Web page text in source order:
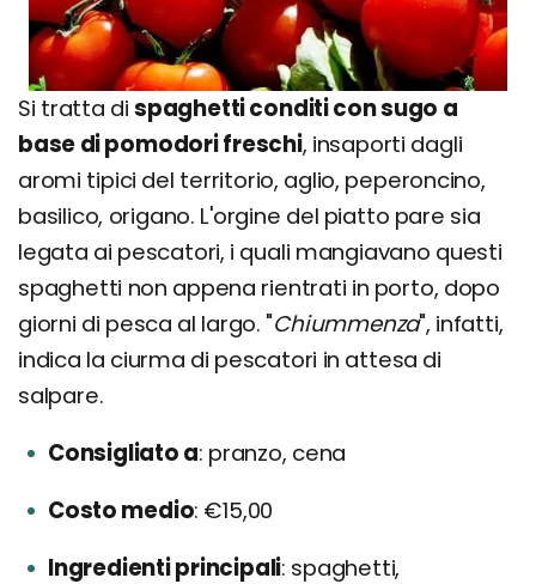
Si tratta di spaghetti conditi con sugo a
base di pomodori freschi, insaporti dagli
aromi tipici del territorio, aglio, peperoncino,
basilico, origano. L'orgine del piatto pare sia
legata ai pescatori, i quali mangiavano questi
spaghetti non appena rientrati in porto, dopo
giorni di pesca al largo. "Chiummenza", infatti,
indica la ciurma di pescatori in attesa di
salpare.
Consigliato a pranzo, cena
Costo medio €15,00
Ingredienti principali spaghetti,